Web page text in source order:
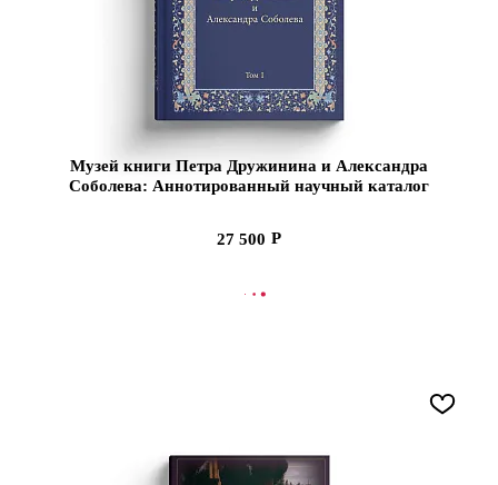
Музей книги Петра Дружинина и Александра
Соболева: Аннотированный научный каталог
27 500
В КОРЗИНУ